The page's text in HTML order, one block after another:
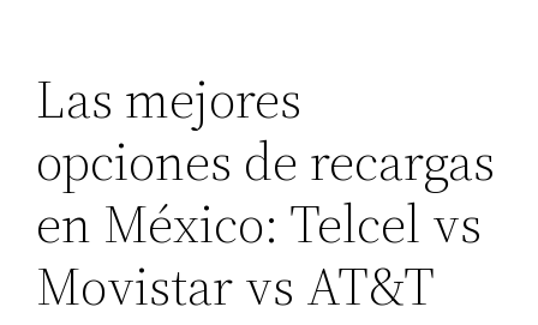
Las mejores
opciones de recargas
en México: Telcel vs
Movistar vs AT&T